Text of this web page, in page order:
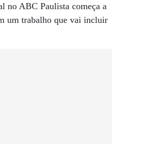
no ABC Paulista começa a
um trabalho que vai incluir